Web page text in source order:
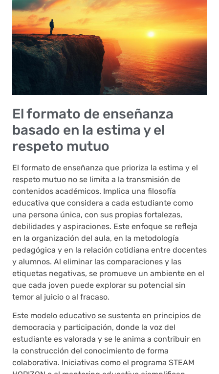
El formato de enseñanza
basado en la estima y el
respeto mutuo
El formato de enseñanza que prioriza la estima y el
respeto mutuo no se limita a la transmisión de
contenidos académicos. Implica una filosofía
educativa que considera a cada estudiante como
una persona única, con sus propias fortalezas,
debilidades y aspiraciones. Este enfoque se refleja
en la organización del aula, en la metodología
pedagógica y en la relación cotidiana entre docentes
y alumnos. Al eliminar las comparaciones y las
etiquetas negativas, se promueve un ambiente en el
que cada joven puede explorar su potencial sin
temor al juicio o al fracaso.
Este modelo educativo se sustenta en principios de
democracia y participación, donde la voz del
estudiante es valorada y se le anima a contribuir en
la construcción del conocimiento de forma
colaborativa. Iniciativas como el programa STEAM